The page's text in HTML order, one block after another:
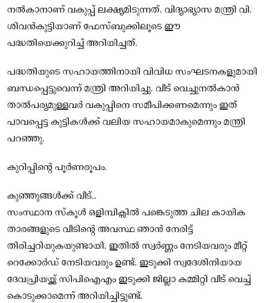
നൽകാനാണ് വകുപ്പ് ലക്ഷ്യമിടുന്നത്. വിദ്യാഭ്യാസ മന്ത്രി വി.
ശിവൻകുട്ടിയാണ് ഫേസ്ബുക്കിലൂടെ ഈ
പദ്ധതിയെക്കുറിച്ച് അറിയിച്ചത്.
പദ്ധതിയുടെ സഹായത്തിനായി വിവിധ സംഘടനകളുമായി
ബന്ധപ്പെട്ടുവെന്ന് മന്ത്രി അറിയിച്ചു. വീട് വെച്ചുനൽകാൻ
താൽപര്യമുള്ളവർ വകുപ്പിനെ സമീപിക്കണമെന്നും ഇത്
പാവപ്പെട്ട കുട്ടികൾക്ക് വലിയ സഹായമാകുമെന്നും മന്ത്രി
പറഞ്ഞു.
കുറിപ്പിന്റെ പൂര്‍ണരൂപം.
കുഞ്ഞുങ്ങള്‍ക്ക് വീട്..
സംസ്ഥാന സ്‌കൂള്‍ ഒളിമ്പിക്സിൽ പങ്കെടുത്ത ചില കായിക
താരങ്ങളുടെ വീടിന്റെ അവസ്ഥ ഞാന്‍ നേരിട്ട്
തിരിച്ചറിയുകയുണ്ടായി. ഇതില്‍ സ്വര്‍ണ്ണം നേടിയവരും മീറ്റ്
റെക്കോര്‍ഡ് നേടിയവരും ഉണ്ട്. ഇടുക്കി സ്വദേശിനിയായ
ദേവപ്രിയയ്ക്ക് സിപിഐഎം ഇടുക്കി ജില്ലാ കമ്മിറ്റി വീട് വെച്ച്‌
കൊടുക്കാമെന്ന് അറിയിച്ചിട്ടുണ്ട്.